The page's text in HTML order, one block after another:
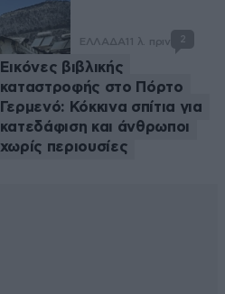
ΕΛΛΑΔΑ 11 λ. πριν 2
Εικόνες βιβλικής
καταστροφής στο Πόρτο
Γερμενό: Κόκκινα σπίτια για
κατεδάφιση και άνθρωποι
χωρίς περιουσίες